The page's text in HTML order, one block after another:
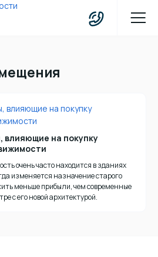
на покупку
очень часто находится в зданиях
изменяется назначение старого
меньше прибыли, чем современные
с его новой архитектурой.